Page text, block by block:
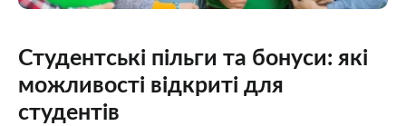
Студентські пільги та бонуси: які
можливості відкриті для
студентів